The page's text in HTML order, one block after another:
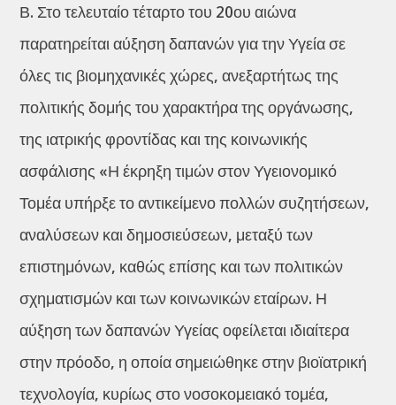
Β. Στο τελευταίο τέταρτο του 20ου αιώνα
παρατηρείται αύξηση δαπανών για την Υγεία σε
όλες τις βιομηχανικές χώρες, ανεξαρτήτως της
πολιτικής δομής του χαρακτήρα της οργάνωσης,
της ιατρικής φροντίδας και της κοινωνικής
ασφάλισης «Η έκρηξη τιμών στον Υγειονομικό
Τομέα υπήρξε το αντικείμενο πολλών συζητήσεων,
αναλύσεων και δημοσιεύσεων, μεταξύ των
επιστημόνων, καθώς επίσης και των πολιτικών
σχηματισμών και των κοινωνικών εταίρων. Η
αύξηση των δαπανών Υγείας οφείλεται ιδιαίτερα
στην πρόοδο, η οποία σημειώθηκε στην βιοϊατρική
τεχνολογία, κυρίως στο νοσοκομειακό τομέα,